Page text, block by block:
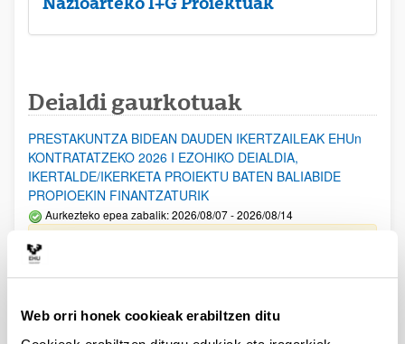
Web orri honek cookieak erabiltzen ditu
Deialdi gaurkotuak
PRESTAKUNTZA BIDEAN DAUDEN IKERTZAILEAK EHUn
KONTRATATZEKO 2026 I EZOHIKO DEIALDIA,
IKERTALDE/IKERKETA PROIEKTU BATEN BALIABIDE
PROPIOEKIN FINANTZATURIK
Aurkezteko epea zabalik: 2026/08/07 - 2026/08/14
Izapide irekia